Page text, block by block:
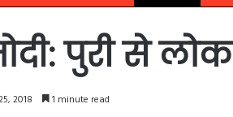
पुरी से
2018 1 minute read